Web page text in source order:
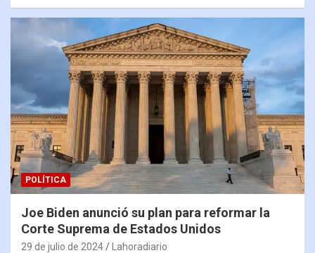
POLÍTICA
Joe Biden anunció su plan para reformar la
Corte Suprema de Estados Unidos
29 de julio de 2024 Lahoradiario